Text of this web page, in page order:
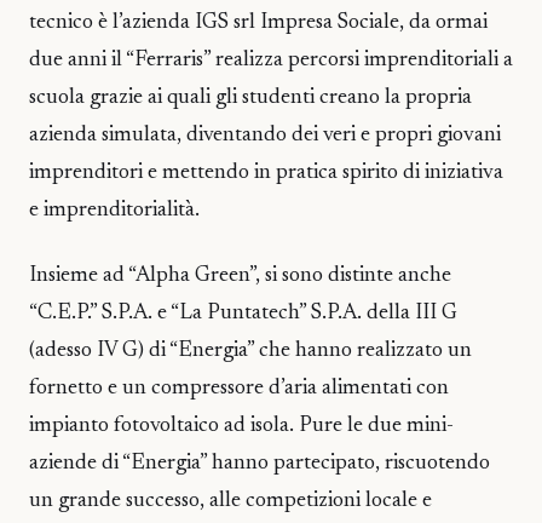
tecnico è l’azienda IGS srl Impresa Sociale, da ormai
due anni il “Ferraris” realizza percorsi imprenditoriali a
scuola grazie ai quali gli studenti creano la propria
azienda simulata, diventando dei veri e propri giovani
imprenditori e mettendo in pratica spirito di iniziativa
e imprenditorialità.
Insieme ad “Alpha Green”, si sono distinte anche
“C.E.P.” S.P.A. e “La Puntatech” S.P.A. della III G
(adesso IV G) di “Energia” che hanno realizzato un
fornetto e un compressore d’aria alimentati con
impianto fotovoltaico ad isola. Pure le due mini-
aziende di “Energia” hanno partecipato, riscuotendo
un grande successo, alle competizioni locale e